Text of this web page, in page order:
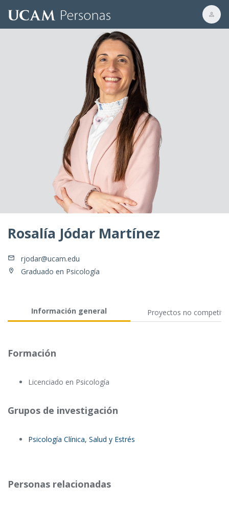
Rosalía Jódar Martínez
rjodar@ucam.edu
Graduado en Psicología
Información general Proyectos no
Formación
Licenciado en Psicología
Grupos de investigación
Psicología Clínica, Salud y Estrés
Personas relacionadas